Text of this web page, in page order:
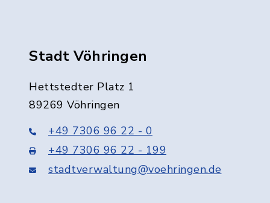
Stadt Vöhringen
Hettstedter Platz 1
89269 Vöhringen
+49 7306 96 22 - 0
+49 7306 96 22 - 199
stadtverwaltung@voehringen.de